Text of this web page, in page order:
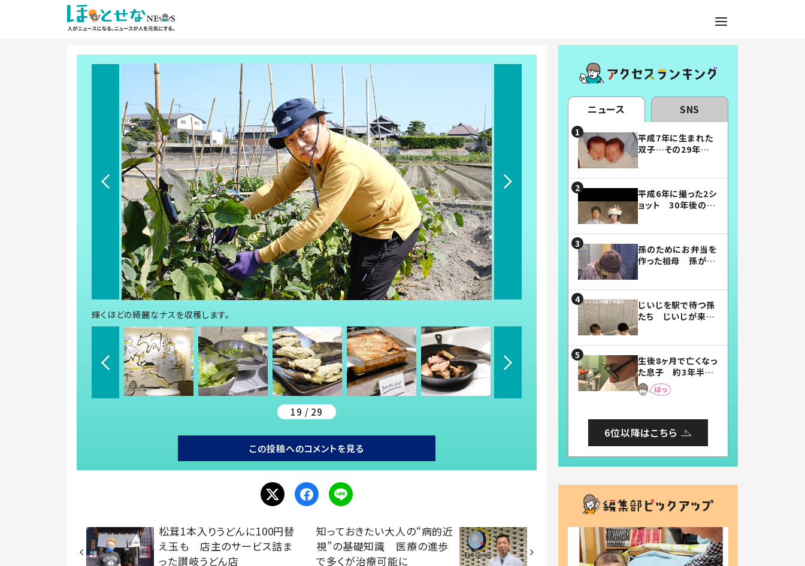
輝くほどの綺麗なナスを収穫します。
19 / 29
この投稿へのコメントを見る
松茸1本入りうどんに100円替
え玉も 店主のサービス詰ま
った讃岐うどん店
知っておきたい大人の“病的近
視”の基礎知識 医療の進歩
で多くが治療可能に
ニュース SNS
平成7年に生まれた
双子…その29年後
平成6年に撮った2シ
ョット 30年後の姿
孫のためにお弁当を
作った祖母 孫が絶
じいじを駅で待つ孫
たち じいじが来た
まらない」「幸せにな
れる」
生後8ヶ月で亡くなっ
た息子 約3年半
後、当時の妻の日記
に書いてあった本音
6位以降はこちら